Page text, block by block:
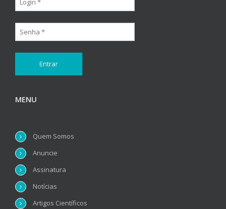
MENU
Quem Somos
Anuncie
Assinatura
Notícias
Artigos Científicos